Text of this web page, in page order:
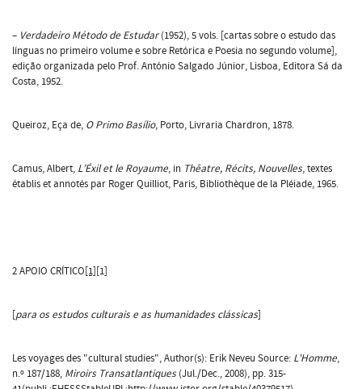
– Verdadeiro Método de Estudar(1952), 5 vols. [cartas sobre o estudo das
línguas no primeiro volume e sobre Retórica e Poesia no segundo volume],
edição organizada pelo Prof. António Salgado Júnior, Lisboa, Editora Sá da
Costa, 1952.
Queiroz, Eça de, O Primo Basílio, Porto, Livraria Chardron, 1878.
Camus, Albert, L’Éxil et le Royaume, in Thêatre, Récits, Nouvelles, textes
établis et annotés par Roger Quilliot, Paris, Bibliothèque de la Pléiade, 1965.
2 APOIO CRÍTICO[1][1]
[para os estudos culturais e as humanidades clássicas]
Les voyages des "cultural studies", Author(s): Erik Neveu Source: L'Homme,
n.º 187/188, Miroirs Transatlantiques(Jul./Dec., 2008), pp. 315-